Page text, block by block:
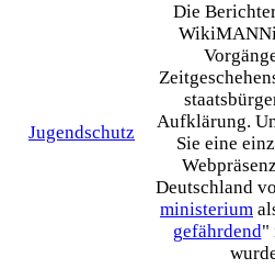
Jugendschutz
Die
Aufklärung.
Sie eine
Deutschland
ministerium
gefährdend"